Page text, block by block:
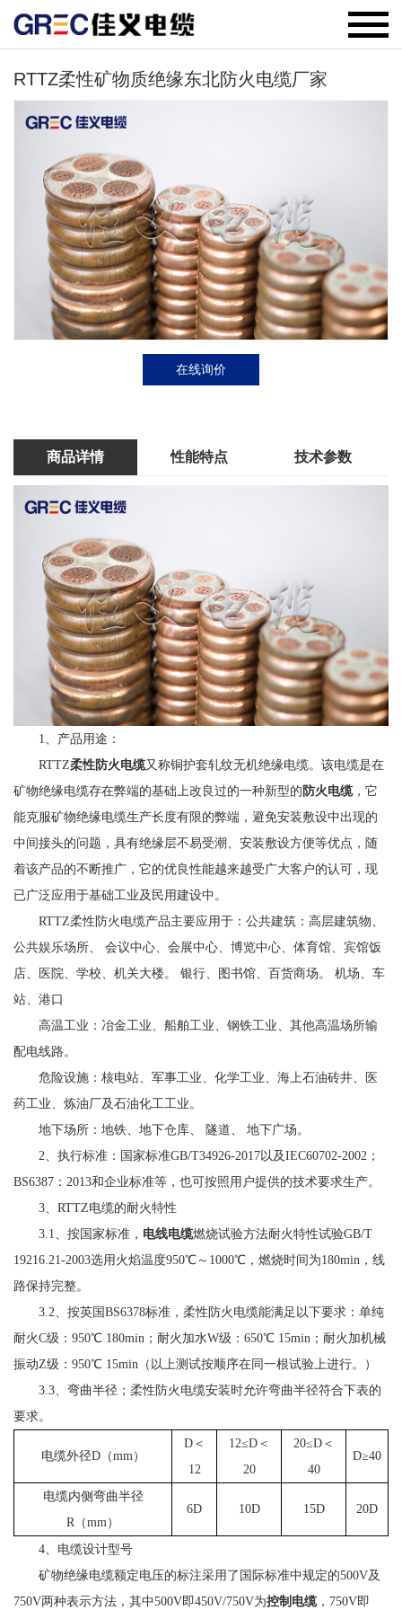
RTTZ柔性矿物质绝缘东北防火电缆厂家
在线询价
商品详情 性能特点 技术参数
1、产品用途：
RTTZ柔性防火电缆又称铜护套轧纹无机绝缘电缆。该电缆是在
矿物绝缘电缆存在弊端的基础上改良过的一种新型的 防火电缆，它
能克服矿物绝缘电缆生产长度有限的弊端，避免安装敷设中出现的
中间接头的问题，具有绝缘层不易受潮、安装敷设方便等优点，随
着该产品的不断推广，它的优良性能越来越受广大客户的认可，现
已广泛应用于基础工业及民用建设中。
RTTZ柔性防火电缆产品主要应用于：公共建筑：高层建筑物、
公共娱乐场所、 会议中心、会展中心、博览中心、体育馆、宾馆饭
店、医院、学校、机关大楼。 银行、图书馆、百货商场。 机场、车
站、港口
高温工业：冶金工业、船舶工业、钢铁工业、其他高温场所输
配电线路。
危险设施：核电站、军事工业、化学工业、海上石油砖井、医
药工业、炼油厂及石油化工工业。
地下场所：地铁、地下仓库、 隧道、 地下广场。
2、执行标准：国家标准GB/T34926-2017以及IEC60702-2002；
BS6387：2013和企业标准等，也可按照用户提供的技术要求生产。
3、RTTZ电缆的耐火特性
3.1、按国家标准， 电线电缆燃烧试验方法耐火特性试验GB/T
19216.21-2003选用火焰温度950℃～1000℃，燃烧时间为180min，线
路保持完整。
3.2、按英国BS6378标准，柔性防火电缆能满足以下要求：单纯
耐火C级：950℃ 180min；耐火加水W级：650℃ 15min；耐火加机械
振动Z级：950℃ 15min（以上测试按顺序在同一根试验上进行。）
3.3、弯曲半径；柔性防火电缆安装时允许弯曲半径符合下表的
要求。
电缆外径D（mm）
D＜
12
12≤D＜
20
20≤D＜
40
D≥40
电缆内侧弯曲半径
R（mm）
6D 10D 15D 20D
4、电缆设计型号
矿物绝缘电缆额定电压的标注采用了国际标准中规定的500V及
750V两种表示方法，其中500V即450V/750V为控制电缆，750V即